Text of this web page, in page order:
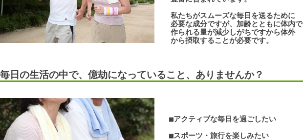
私たちがスムーズな毎日を送るために
必要な成分ですが、加齢とともに体内で
作られる量が減少しがちですから体外
から摂取することが必要です。
毎日の生活の中で、億劫になっていること、ありませんか？
■アクティブな毎日を過ごしたい
■スポーツ・旅行を楽しみたい